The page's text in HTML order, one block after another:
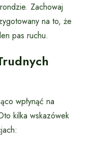
Zachowaj
na to, że
pas ruchu.
wpłynąć na
kilka wskazówek